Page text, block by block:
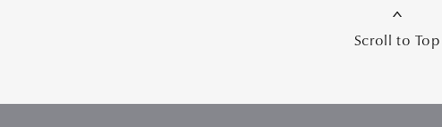
Scroll to Top